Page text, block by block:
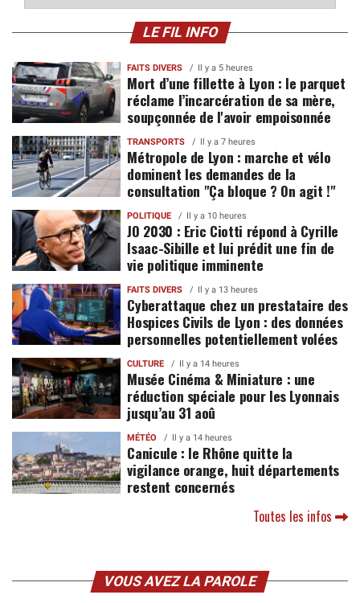
LE FIL INFO
FAITS DIVERS Il y a 5 heures
Mort d’une fillette à Lyon : le parquet
réclame l’incarcération de sa mère,
soupçonnée de l'avoir empoisonnée
TRANSPORTS Il y a 7 heures
Métropole de Lyon : marche et vélo
dominent les demandes de la
consultation "Ça bloque ? On agit !"
POLITIQUE Il y a 10 heures
JO 2030 : Eric Ciotti répond à Cyrille
Isaac-Sibille et lui prédit une fin de
vie politique imminente
FAITS DIVERS Il y a 13 heures
Cyberattaque chez un prestataire des
Hospices Civils de Lyon : des données
personnelles potentiellement volées
CULTURE Il y a 14 heures
Musée Cinéma & Miniature : une
réduction spéciale pour les Lyonnais
jusqu’au 31 aoû
MÉTÉO Il y a 14 heures
Canicule : le Rhône quitte la
vigilance orange, huit départements
restent concernés
Toutes les infos
VOUS AVEZ LA PAROLE